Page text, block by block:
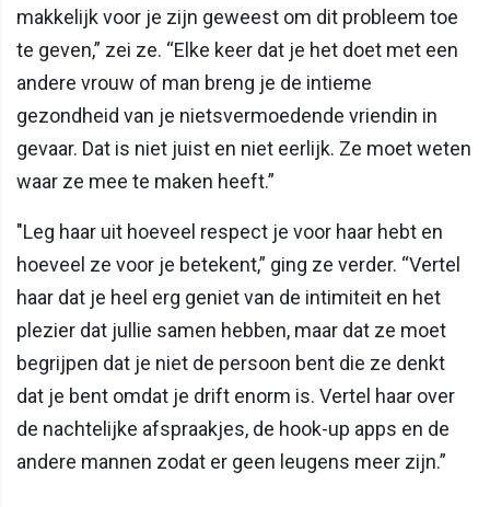
makkelijk voor je zijn geweest om dit probleem toe
te geven,” zei ze. “Elke keer dat je het doet met een
andere vrouw of man breng je de intieme
gezondheid van je nietsvermoedende vriendin in
gevaar. Dat is niet juist en niet eerlijk. Ze moet weten
waar ze mee te maken heeft.”
"Leg haar uit hoeveel respect je voor haar hebt en
hoeveel ze voor je betekent,” ging ze verder. “Vertel
haar dat je heel erg geniet van de intimiteit en het
plezier dat jullie samen hebben, maar dat ze moet
begrijpen dat je niet de persoon bent die ze denkt
dat je bent omdat je drift enorm is. Vertel haar over
de nachtelijke afspraakjes, de hook-up apps en de
andere mannen zodat er geen leugens meer zijn.”